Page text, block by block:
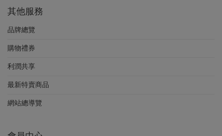
其他服務
品牌總覽
購物禮券
利潤共享
最新特賣商品
網站總導覽